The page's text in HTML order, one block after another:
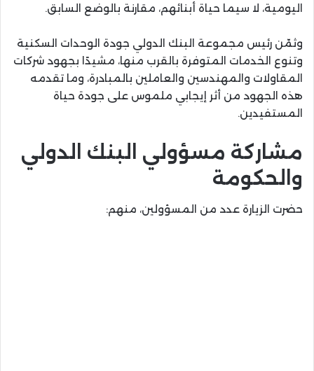
اليومية، لا سيما حياة أبنائهم، مقارنة بالوضع السابق.
وثمّن رئيس مجموعة البنك الدولي جودة الوحدات السكنية
وتنوع الخدمات المتوفرة بالقرب منها، مشيدًا بجهود شركات
المقاولات والمهندسين والعاملين بالمبادرة، وما تقدمه
هذه الجهود من أثر إيجابي ملموس على جودة حياة
المستفيدين.
مشاركة مسؤولي البنك الدولي
والحكومة
حضرت الزيارة عدد من المسؤولين، منهم: